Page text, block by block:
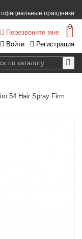
официальные праздники
Войти Регистрация
Перезвоните мне
0
54 Hair Spray Firm